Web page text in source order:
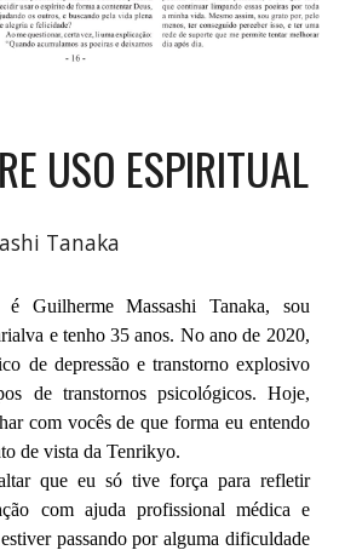
USO ESPIRITUAL
Tanaka
Guilherme Massashi Tanaka, sou
e tenho 35 anos. No ano de 2020,
de depressão e transtorno explosivo
de transtornos psicológicos. Hoje,
com vocês de que forma eu entendo
de vista da Tenrikyo.
que eu só tive força para refletir
com ajuda profissional médica e
passando por alguma dificuldade